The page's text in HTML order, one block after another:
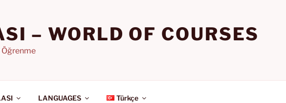
– WORLD OF COURSES
Öğrenme
LANGUAGES Türkçe